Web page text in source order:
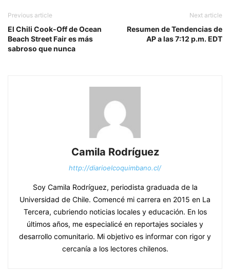
Previous article
El Chili Cook-Off de Ocean
Beach Street Fair es más
sabroso que nunca
Next article
Resumen de Tendencias de
AP a las 7:12 p.m. EDT
Camila Rodríguez
http://diarioelcoquimbano.cl/
Soy Camila Rodríguez, periodista graduada de la
Universidad de Chile. Comencé mi carrera en 2015 en La
Tercera, cubriendo noticias locales y educación. En los
últimos años, me especialicé en reportajes sociales y
desarrollo comunitario. Mi objetivo es informar con rigor y
cercanía a los lectores chilenos.